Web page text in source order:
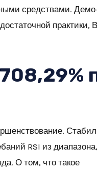
средствами.
практики,
RSI из диапазона,
О том, что такое